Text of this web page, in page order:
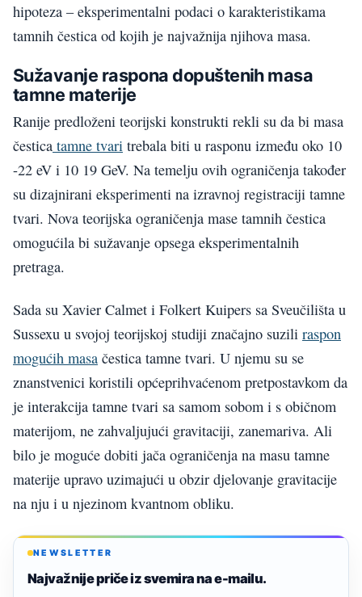
hipoteza – eksperimentalni podaci o karakteristikama
tamnih čestica od kojih je najvažnija njihova masa.
Sužavanje raspona dopuštenih masa
tamne materije
Ranije predloženi teorijski konstrukti rekli su da bi masa
čestica tamne tvari trebala biti u rasponu između oko 10
-22 eV i 10 19 GeV. Na temelju ovih ograničenja također
su dizajnirani eksperimenti na izravnoj registraciji tamne
tvari. Nova teorijska ograničenja mase tamnih čestica
omogućila bi sužavanje opsega eksperimentalnih
pretraga.
Sada su Xavier Calmet i Folkert Kuipers sa Sveučilišta u
Sussexu u svojoj teorijskoj studiji značajno suzili raspon
mogućih masa čestica tamne tvari. U njemu su se
znanstvenici koristili općeprihvaćenom pretpostavkom da
je interakcija tamne tvari sa samom sobom i s običnom
materijom, ne zahvaljujući gravitaciji, zanemariva. Ali
bilo je moguće dobiti jača ograničenja na masu tamne
materije upravo uzimajući u obzir djelovanje gravitacije
na nju i u njezinom kvantnom obliku.
NEWSLETTER
Najvažnije priče iz svemira na e-mailu.